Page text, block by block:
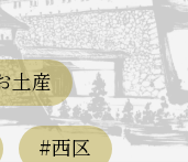
土産
#西区